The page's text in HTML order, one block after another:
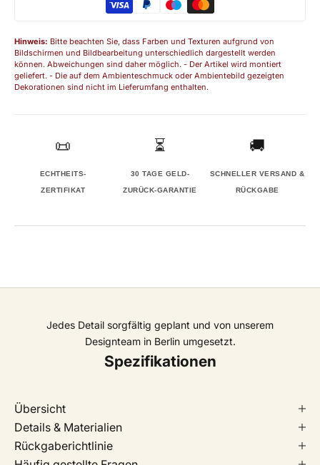
Hinweis: Bitte beachten Sie, dass Farben und Texturen aufgrund von
Bildschirmen und Bildbearbeitung unterschiedlich dargestellt werden
können. Abweichungen sind daher möglich. - Der Artikel wird montiert
geliefert. - Die auf dem Ambienteschmuck oder Ambientebild gezeigten
Dekorationen sind nicht im Lieferumfang enthalten.
📜
ECHTHEITS-
ZERTIFIKAT
⏳
30 TAGE GELD-
ZURÜCK-GARANTIE
🚚
SCHNELLER VERSAND &
RÜCKGABE
Jedes Detail sorgfältig geplant und von unserem
Designteam in Berlin umgesetzt.
Spezifikationen
Übersicht
Details & Materialien
Rückgaberichtlinie